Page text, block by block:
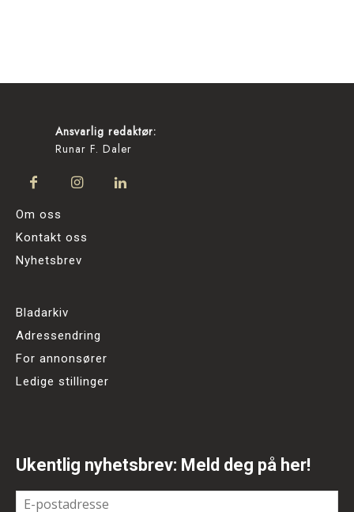
Ansvarlig redaktør:
Runar F. Daler
Om oss
Kontakt oss
Nyhetsbrev
Bladarkiv
Adressendring
For annonsører
Ledige stillinger
Ukentlig nyhetsbrev: Meld deg på her!